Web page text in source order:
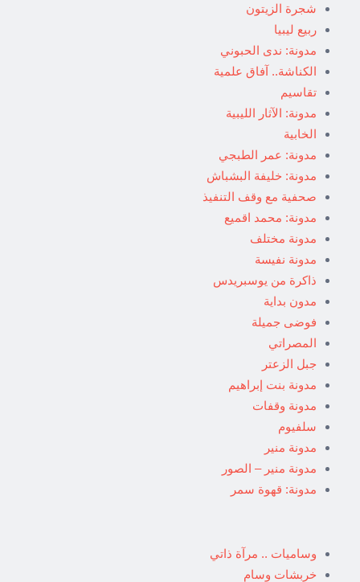
شجرة الزيتون
ربيع ليبيا
مدونة: ندى الحبوني
الكناشة.. آفاق علمية
تقاسيم
مدونة: الآثار الليبية
الخابية
مدونة: عمر الطبجي
مدونة: خليفة البشباش
صحفية مع وقف التنفيذ
مدونة: محمد اقميع
مدونة مختلف
مدونة نفيسة
ذاكرة من يوسبريدس
مدون بداية
فوضى جميلة
المصراتي
جبل الزعتر
مدونة بنت إبراهيم
مدونة وقفات
سلفيوم
مدونة منير
مدونة منير – الصور
مدونة: قهوة سمر
وساميات .. مرآة ذاتي
خربشات وسام